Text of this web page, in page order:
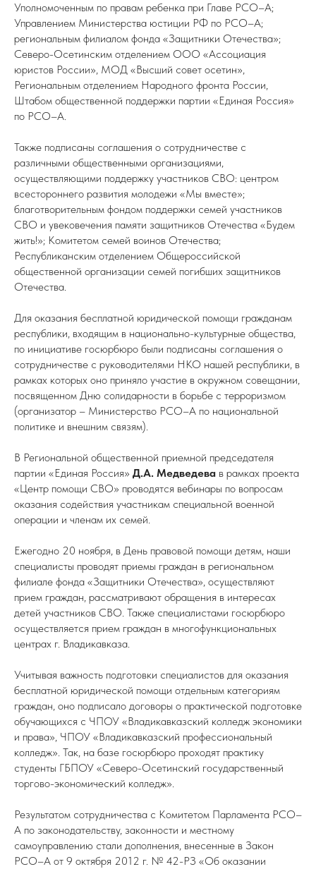
Уполномоченным по правам ребенка при Главе РСО–А;
Управлением Министерства юстиции РФ по РСО–А;
региональным филиалом фонда «Защитники Отечества»;
Северо-Осетинским отделением ООО «Ассоциация
юристов России», МОД «Высший совет осетин»,
Региональным отделением Народного фронта России,
Штабом общественной поддержки партии «Единая Россия»
по РСО–А.
Также подписаны соглашения о сотрудничестве с
различными общественными организациями,
осуществляющими поддержку участников СВО: центром
всестороннего развития молодежи «Мы вместе»;
благотворительным фондом поддержки семей участников
СВО и увековечения памяти защитников Отечества «Будем
жить!»; Комитетом семей воинов Отечества;
Республиканским отделением Общероссийской
общественной организации семей погибших защитников
Отечества.
Для оказания бесплатной юридической помощи гражданам
республики, входящим в национально-культурные общества,
по инициативе госюрбюро были подписаны соглашения о
сотрудничестве с руководителями НКО нашей республики, в
рамках которых оно приняло участие в окружном совещании,
посвященном Дню солидарности в борьбе с терроризмом
(организатор – Министерство РСО–А по национальной
политике и внешним связям).
В Региональной общественной приемной председателя
партии «Единая Россия» Д.А. Медведева в рамках проекта
«Центр помощи СВО» проводятся вебинары по вопросам
оказания содействия участникам специальной военной
операции и членам их семей.
Ежегодно 20 ноября, в День правовой помощи детям, наши
специалисты проводят приемы граждан в региональном
филиале фонда «Защитники Отечества», осуществляют
прием граждан, рассматривают обращения в интересах
детей участников СВО. Также специалистами госюрбюро
осуществляется прием граждан в многофункциональных
центрах г. Владикавказа.
Учитывая важность подготовки специалистов для оказания
бесплатной юридической помощи отдельным категориям
граждан, оно подписало договоры о практической подготовке
обучающихся с ЧПОУ «Владикавказский колледж экономики
и права», ЧПОУ «Владикавказский профессиональный
колледж». Так, на базе госюрбюро проходят практику
студенты ГБПОУ «Северо-Осетинский государственный
торгово-экономический колледж».
Результатом сотрудничества с Комитетом Парламента РСО–
А по законодательству, законности и местному
самоуправлению стали дополнения, внесенные в Закон
РСО–А от 9 октября 2012 г. № 42-РЗ «Об оказании